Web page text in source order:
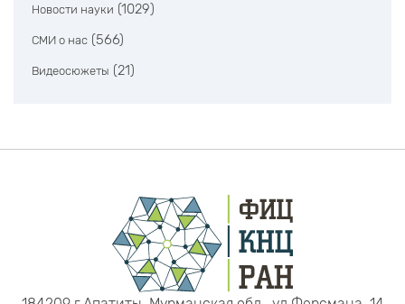
Новости науки (1029)
СМИ о нас (566)
Видеосюжеты (21)